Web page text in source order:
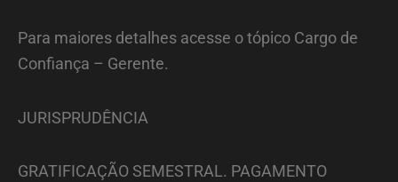
Para maiores detalhes acesse o tópico Cargo de
Confiança – Gerente.
JURISPRUDÊNCIA
GRATIFICAÇÃO SEMESTRAL. PAGAMENTO